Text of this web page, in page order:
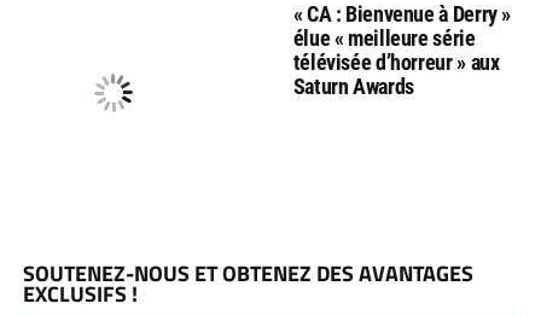
« CA : Bienvenue à Derry »
élue « meilleure série
télévisée d’horreur » aux
Saturn Awards
SOUTENEZ-NOUS ET OBTENEZ DES AVANTAGES
EXCLUSIFS !